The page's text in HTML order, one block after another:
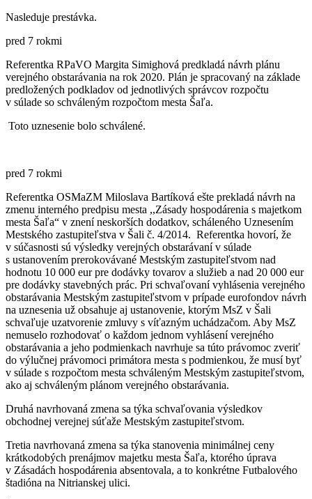
Nasleduje prestávka.
pred 7 rokmi
Referentka RPaVO Margita Simighová predkladá návrh plánu
verejného obstarávania na rok 2020. Plán je spracovaný na základe
predložených podkladov od jednotlivých správcov rozpočtu
v súlade so schváleným rozpočtom mesta Šaľa.
Toto uznesenie bolo schválené.
pred 7 rokmi
Referentka OSMaZM Miloslava Bartíková ešte prekladá návrh na
zmenu interného predpisu mesta ,,Zásady hospodárenia s majetkom
mesta Šaľa“ v znení neskorších dodatkov, scháleného Uznesením
Mestského zastupiteľstva v Šali č. 4/2014. Referentka hovorí, že
v súčasnosti sú výsledky verejných obstarávaní v súlade
s ustanovením prerokovávané Mestským zastupiteľstvom nad
hodnotu 10 000 eur pre dodávky tovarov a služieb a nad 20 000 eur
pre dodávky stavebných prác. Pri schvaľovaní vyhlásenia verejného
obstarávania Mestským zastupiteľstvom v prípade eurofondov návrh
na uznesenia už obsahuje aj ustanovenie, ktorým MsZ v Šali
schvaľuje uzatvorenie zmluvy s víťazným uchádzačom. Aby MsZ
nemuselo rozhodovať o každom jednom vyhlásení verejného
obstarávania a jeho podmienkach navrhuje sa túto právomoc zveriť
do výlučnej právomoci primátora mesta s podmienkou, že musí byť
v súlade s rozpočtom mesta schváleným Mestským zastupiteľstvom,
ako aj schváleným plánom verejného obstarávania.
Druhá navrhovaná zmena sa týka schvaľovania výsledkov
obchodnej verejnej súťaže Mestským zastupiteľstvom.
Tretia navrhovaná zmena sa týka stanovenia minimálnej ceny
krátkodobých prenájmov majetku mesta Šaľa, ktorého úprava
v Zásadách hospodárenia absentovala, a to konkrétne Futbalového
štadióna na Nitrianskej ulici.